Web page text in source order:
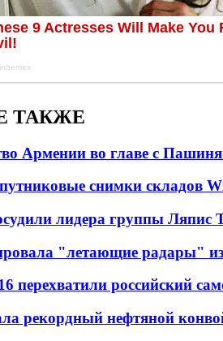
ТАКЖЕ
Армении во главе с
снимки складов
лидера группы Ляпис
"летающие радары"
перехватили российский
рекордный нефтяной